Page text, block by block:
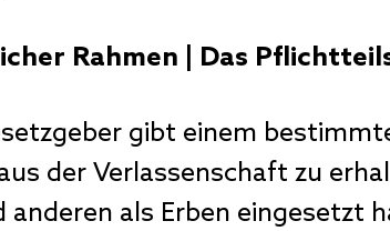
Rahmen | Das
gibt einem
der Verlassenschaft zu
anderen als Erben